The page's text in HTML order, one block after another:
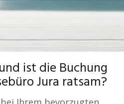
ist die Buchung
Jura ratsam?